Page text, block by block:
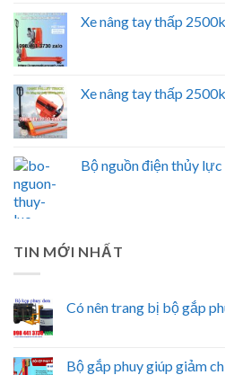
Xe nâng tay thấp
Xe nâng tay thấp
Bộ nguồn điện thủy
TIN MỚI NHẤT
Có nên trang bị bộ gắp
Bộ gắp phuy giúp giảm